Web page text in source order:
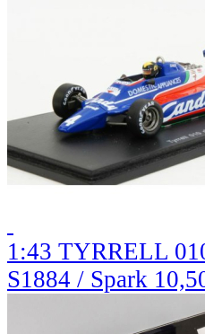
1:43 TYRRELL
S1884 / Spark